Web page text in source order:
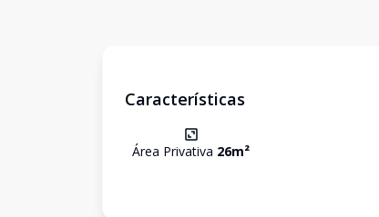
Características
Área Privativa 26m²